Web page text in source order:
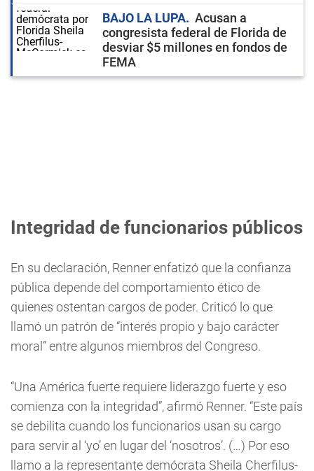
BAJO LA LUPA
Acusan a
congresista federal de Florida de
desviar $5 millones en fondos de
FEMA
Integridad de funcionarios públicos
En su declaración, Renner enfatizó que la confianza
pública depende del comportamiento ético de
quienes ostentan cargos de poder. Criticó lo que
llamó un patrón de “interés propio y bajo carácter
moral” entre algunos miembros del Congreso.
“Una América fuerte requiere liderazgo fuerte y eso
comienza con la integridad”, afirmó Renner. “Este país
se debilita cuando los funcionarios usan su cargo
para servir al ‘yo’ en lugar del ‘nosotros’. (…) Por eso
llamo a la representante demócrata Sheila Cherfilus-